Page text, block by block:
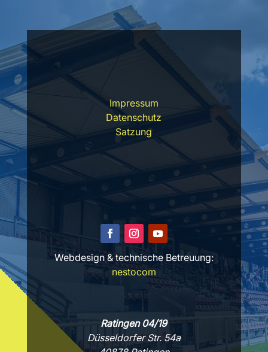
Impressum
Datenschutz
Satzung
Webdesign & technische Betreuung:
nestocom
Ratingen 04/19
Düsseldorfer Str. 54a